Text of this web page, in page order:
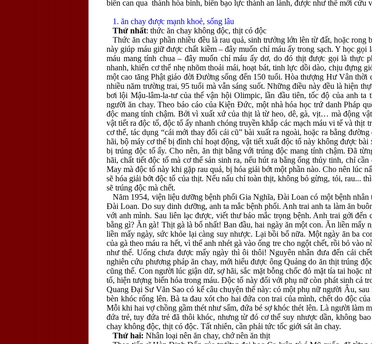
biến can qua thành hòa bình, biến bạo lực thành an lành, được như thế mới cứu
1. ăn chay được mạnh khoẻ, sống lâu
Thứ nhất: thức ăn chay không độc, thịt có độc
Thức ăn chay phần nhiều đều là rau quả, sinh trưởng lớn lên từ đất, hoặc
này giúp máu giữ được chất kiềm – đây muốn chỉ máu ấy trong sạch. Y học
máu mang tính chua – đây muốn chỉ máu ấy dơ, do đó thịt được gọi là thực
nhanh, khiến cơ thể nhẹ nhõm thoải mái, hoạt bát, tinh lực dồi dào, chịu đựng
một cao tăng Phật giáo đời Đường sống đến 150 tuổi. Hòa thượng Hư Vân
nhiều năm trường trai, 95 tuổi mà vẫn sáng suốt. Những điều này đều là hiện
bơi lội Mậu-lâm-la-tư của thế vận hội Olimpic, lần đầu tiên, tốc độ của anh
người ăn chay. Theo báo cáo của Kiện Đức, một nhà hóa học trứ danh Pháp
độc mang tính chậm. Bởi vì xuất xứ của thịt là từ heo, dê, gà, vịt… mà động
vật tiết ra độc tố, độc tố ấy nhanh chóng truyền khắp các mạch máu vi tế và
cơ thể, tác dụng “cái mới thay đổi cái cũ” bài xuất ra ngoài, hoặc ra bằng
hãi, bộ máy cơ thể bị đình chỉ hoạt động, vật tiết xuất độc tố này không được
bị trúng độc tố ấy. Cho nên, ăn thịt bằng với trúng độc mang tính chậm. Đã
hãi, chất tiết độc tố mà cơ thể sản sinh ra, nếu hút ra bằng ống thủy tinh, chỉ
May mà độc tố này khi gặp rau quả, bị hóa giải bớt một phần nào. Cho nên lúc
sẽ hóa giải bớt độc tố của thịt. Nếu nấu chỉ toàn thịt, không bỏ gừng, tỏi, rau...
sẽ trúng độc mà chết.
Năm 1954, viện liệu dưỡng bệnh phổi Gia Nghĩa, Đài Loan có một bệnh
Đài Loan. Do suy dinh dưỡng, anh ta mắc bệnh phổi. Anh trai anh ta làm ăn
với anh mình. Sau liên lạc được, viết thư báo mắc trọng bệnh. Anh trai gởi
bằng gì? Ăn gà! Thịt gà là bổ nhất! Ban đầu, hai ngày ăn một con. Ăn liền
liền mấy ngày, sức khỏe lại càng suy nhược. Lại bồi bổ nữa. Một ngày ăn ba
của gà theo máu ra hết, vì thế anh nhét gà vào ống tre cho ngột chết, rồi bỏ vào
như thế. Uống chưa được mấy ngày thì ôi thôi! Nguyên nhân đưa đến cái
nghiên cứu phương pháp ăn chay, mới hiểu được ông Quảng do ăn thịt trúng
cũng thế. Con người lúc giận dữ, sợ hãi, sắc mặt bỗng chốc đỏ mặt tía tai hoặc
tố, hiện tượng biến hóa trong máu. Độc tố này đối với phụ nữ còn phát sinh cả
Quang Đại Sư Văn Sao có kể câu chuyện thế này: có một phụ nữ người Âu,
bèn khóc rống lên. Bà ta đau xót cho hai đứa con trai của mình, chết do độc
Mỗi khi hai vợ chồng gầm thét như sấm, đứa bé sợ khóc thét lên. Là người làm
đứa trẻ, tuy đứa trẻ đã thôi khóc, nhưng từ đó cơ thể suy nhược dần, không
chay không độc, thịt có độc. Tất nhiên, cần phải tức tốc giới sát ăn chay.
Thứ hai: Nhân loại nên ăn chay, chớ nên ăn thịt